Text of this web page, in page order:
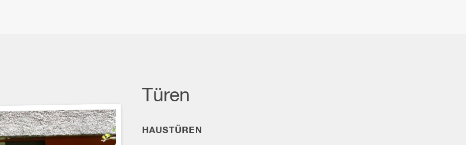
Türen
HAUSTÜREN